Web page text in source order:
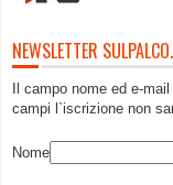
NEWSLETTER
Il campo nome ed e-
campi l`iscrizione non
Nome